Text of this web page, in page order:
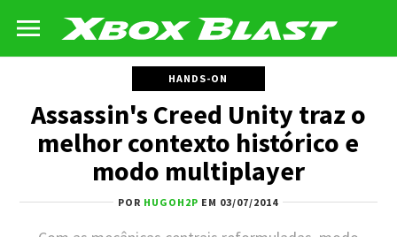
HANDS-ON
Assassin's Creed Unity traz o
melhor contexto histórico e
modo multiplayer
POR HUGOH2P EM 03/07/2014